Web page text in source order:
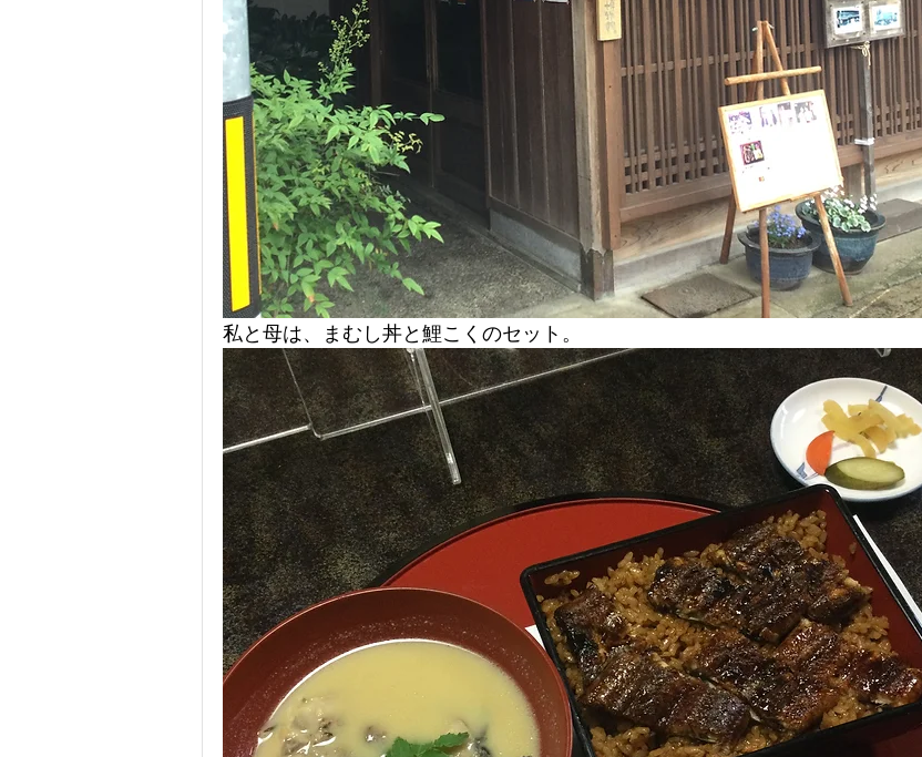
私と母は、まむし丼と鯉こくのセット。